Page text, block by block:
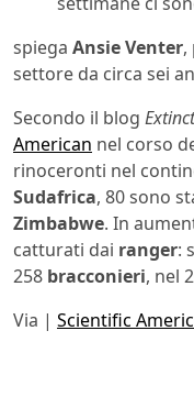
spiega Ansie Venter,
settore da circa sei
Secondo il blog
American nel corso
rinoceronti nel
Sudafrica, 80 sono
Zimbabwe. In
catturati dai ranger:
258 bracconieri, nel
Via | Scientific